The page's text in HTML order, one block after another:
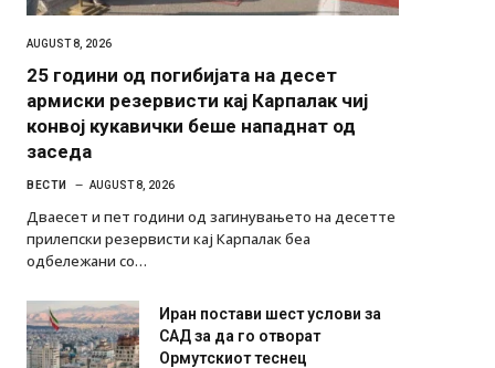
AUGUST 8, 2026
25 години од погибијата на десет
армиски резервисти кај Карпалак чиј
конвој кукавички беше нападнат од
заседа
ВЕСТИ AUGUST 8, 2026
Дваесет и пет години од загинувањето на десетте
прилепски резервисти кај Карпалак беа
одбележани со…
Иран постави шест услови за
САД за да го отворат
Ормутскиот теснец